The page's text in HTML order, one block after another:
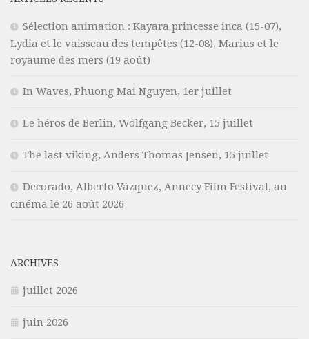
Sélection animation : Kayara princesse inca (15-07),
Lydia et le vaisseau des tempêtes (12-08), Marius et le
royaume des mers (19 août)
In Waves, Phuong Mai Nguyen, 1er juillet
Le héros de Berlin, Wolfgang Becker, 15 juillet
The last viking, Anders Thomas Jensen, 15 juillet
Decorado, Alberto Vázquez, Annecy Film Festival, au
cinéma le 26 août 2026
ARCHIVES
juillet 2026
juin 2026